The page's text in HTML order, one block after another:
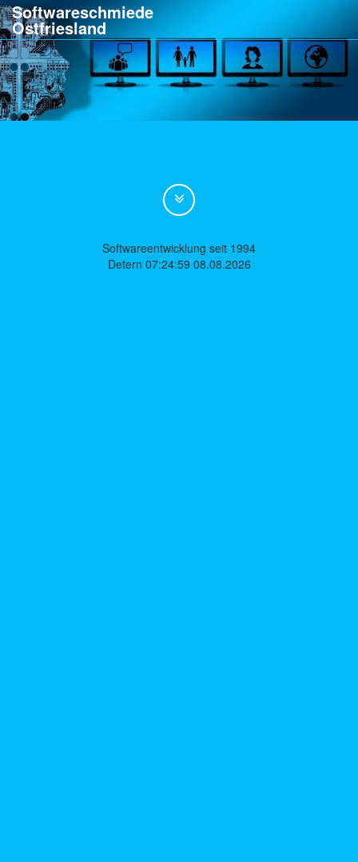
Softwareschmiede
Ostfriesland
Softwareentwicklung seit 1994
Detern 07:24:59 08.08.2026